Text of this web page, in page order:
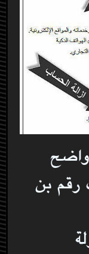
رقم بن